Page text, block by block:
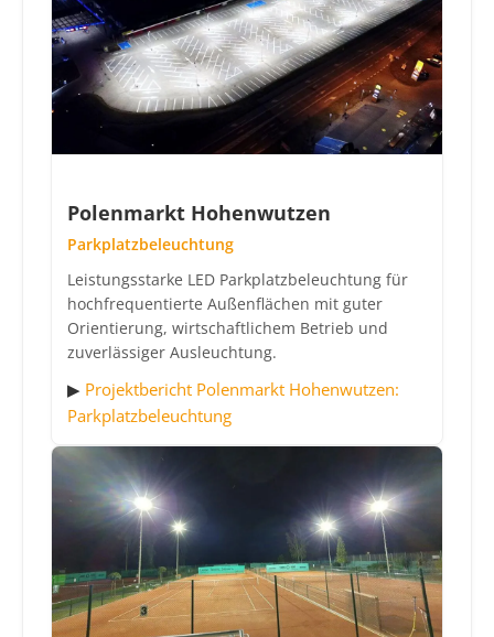
Polenmarkt Hohenwutzen
Parkplatzbeleuchtung
Leistungsstarke LED Parkplatzbeleuchtung für
hochfrequentierte Außenflächen mit guter
Orientierung, wirtschaftlichem Betrieb und
zuverlässiger Ausleuchtung.
▶ Projektbericht Polenmarkt Hohenwutzen:
Parkplatzbeleuchtung